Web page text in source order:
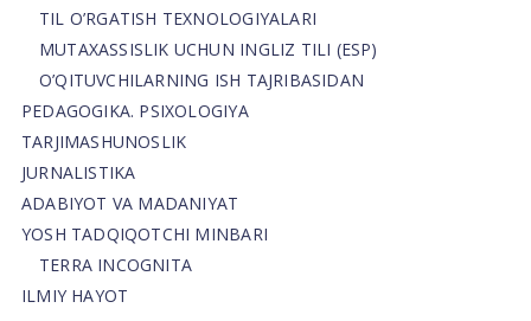
TIL O’RGATISH TEXNOLOGIYALARI
MUTAXASSISLIK UCHUN INGLIZ TILI (ESP)
O’QITUVCHILARNING ISH TAJRIBASIDAN
PEDAGOGIKA. PSIXOLOGIYA
TARJIMASHUNOSLIK
JURNALISTIKA
ADABIYOT VA MADANIYAT
YOSH TADQIQOTCHI MINBARI
TERRA INCOGNITA
ILMIY HAYOT